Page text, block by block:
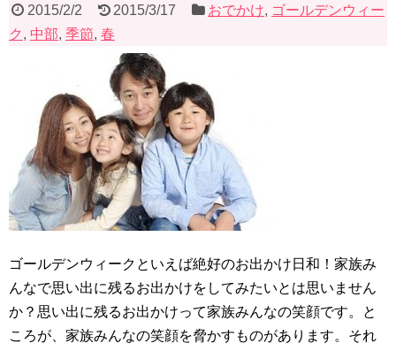
2015/2/2 2015/3/17 おでかけ, ゴールデンウィー
ク , 中部, 季節, 春
ゴールデンウィークといえば絶好のお出かけ日和！家族み
んなで思い出に残るお出かけをしてみたいとは思いません
か？思い出に残るお出かけって家族みんなの笑顔です。と
ころが、家族みんなの笑顔を脅かすものがあります。それ